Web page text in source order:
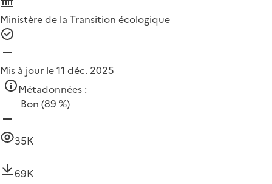
Ministère de la Transition écologique
Mis à jour le 11 déc. 2025
Métadonnées :
Bon (89 %)
35K
69K